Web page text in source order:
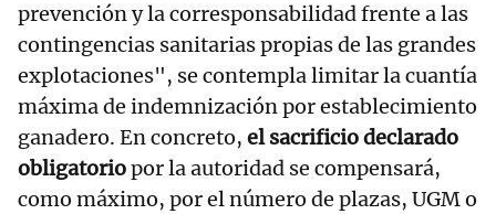
prevención y la corresponsabilidad frente a las
contingencias sanitarias propias de las grandes
explotaciones", se contempla limitar la cuantía
máxima de indemnización por establecimiento
ganadero. En concreto, el sacrificio declarado
obligatoriopor la autoridad se compensará,
como máximo, por el número de plazas, UGM o